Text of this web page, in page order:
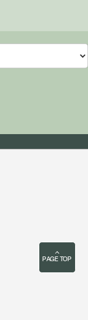
PAGE TOP